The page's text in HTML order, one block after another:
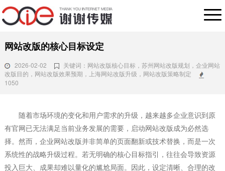
网站改版的核心目标设定
2026-02-02
关键词：网站改版核心目标，苏州网站改版规划，企业网站
改版目的，网站改版效果预期，上海网站改版升级，网站改版策略制定
1050
随着市场环境的变化和用户需求的升级，越来越多企业意识到原
有官网已无法满足当前业务发展的需要，启动网站改版成为必然选
择。然而，企业网站改版并非简单的页面翻新或技术替换，而是一次
系统性的战略升级过程。若无明确的核心目标指引，往往会导致资源
投入巨大、成果却难以量化的尴尬局面。因此，设定清晰、合理的改